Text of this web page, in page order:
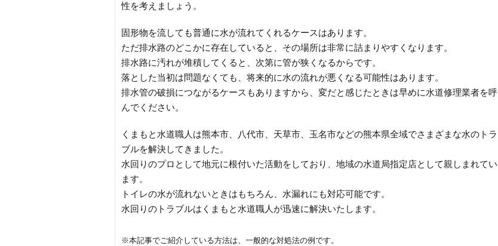
性を考えましょう。
固形物を流しても普通に水が流れてくれるケースはあります。
ただ排水路のどこかに存在していると、その場所は非常に詰まりやすくなります。
排水路に汚れが堆積してくると、次第に管が狭くなるからです。
落とした当初は問題なくても、将来的に水の流れが悪くなる可能性はあります。
排水管の破損につながるケースもありますから、変だと感じたときは早めに水道修理業者を呼
んでください。
くまもと水道職人は熊本市、八代市、天草市、玉名市などの熊本県全域でさまざまな水のトラ
ブルを解決してきました。
水回りのプロとして地元に根付いた活動をしており、地域の水道局指定店として親しまれてい
ます。
トイレの水が流れないときはもちろん、水漏れにも対応可能です。
水回りのトラブルはくまもと水道職人が迅速に解決いたします。
※本記事でご紹介している方法は、一般的な対処法の例です。